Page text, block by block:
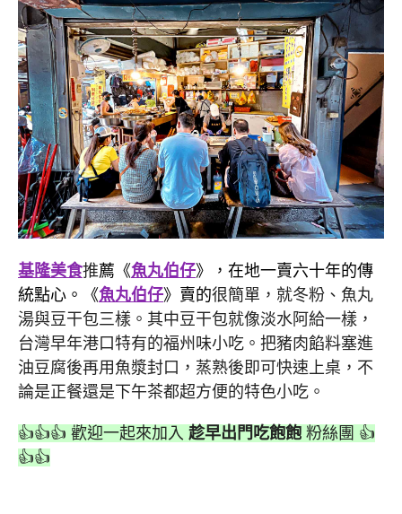
基隆美食推薦《魚丸伯仔》，在地一賣六十年的傳
統點心。《魚丸伯仔》賣的很簡單，就冬粉、魚丸
湯與豆干包三樣。其中豆干包就像淡水阿給一樣，
台灣早年港口特有的福州味小吃。把豬肉餡料塞進
油豆腐後再用魚漿封口，蒸熟後即可快速上桌，不
論是正餐還是下午茶都超方便的特色小吃。
👍👍👍 歡迎一起來加入 趁早出門吃飽飽 粉絲團 👍
👍👍